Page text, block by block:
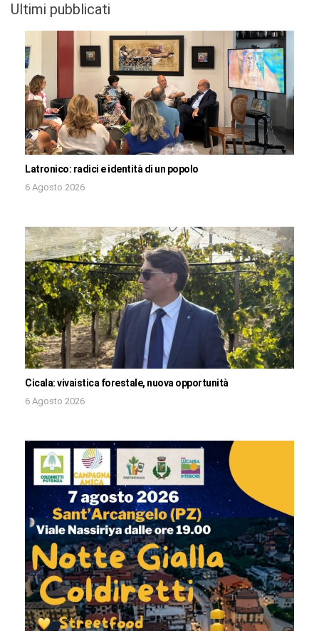
Ultimi pubblicati
Latronico: radici e identità di un popolo
6 Agosto 2026
Cicala: vivaistica forestale, nuova opportunità
6 Agosto 2026